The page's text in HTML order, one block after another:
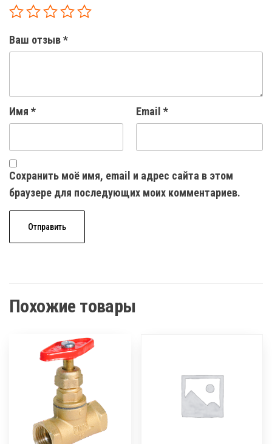
Ваш отзыв*
Имя * Email *
Сохранить моё имя, email и адрес сайта в этом
браузере для последующих моих комментариев.
Похожие товары